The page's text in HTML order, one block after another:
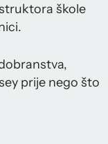
škole
prije nego što